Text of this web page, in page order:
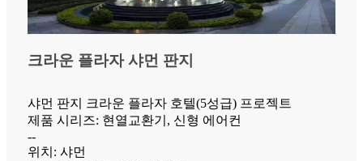
크라운 플라자 샤먼 판지
샤먼 판지 크라운 플라자 호텔(5성급) 프로젝트
제품 시리즈: 현열교환기, 신형 에어컨
--
위치: 샤먼